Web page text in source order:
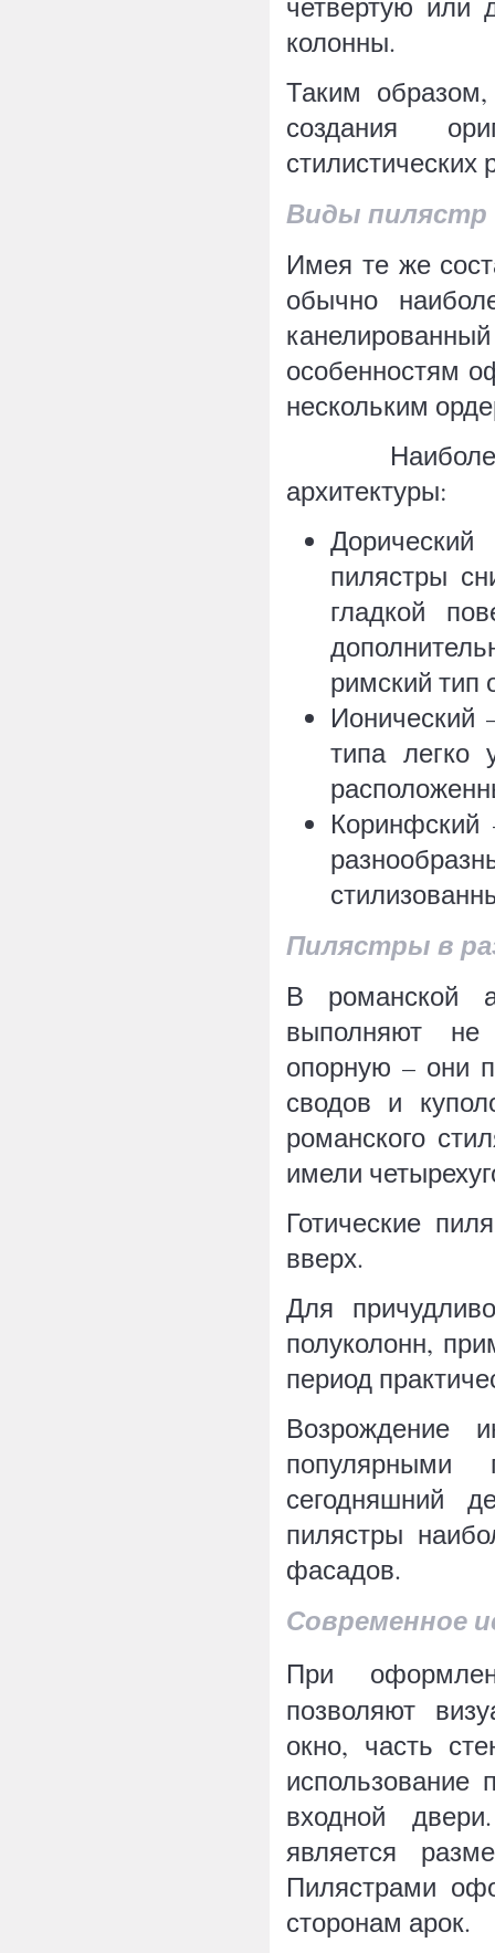
колонны.
Таким
создания
стилистических
Виды пилястр
Имея те же
обычно
особенностям
нескольким
Наиболее
архитектуры:
пилястры
гладкой
римский тип
Ионический
типа легко
Коринфский
Пилястры в
В романской
выполняют не
опорную – они
сводов и
романского
имели
Готические
вверх.
Для
полуколонн,
период
Возрождение
сегодняшний
пилястры
фасадов.
Современное
При
позволяют
окно, часть
входной
является
Пилястрами
сторонам арок.